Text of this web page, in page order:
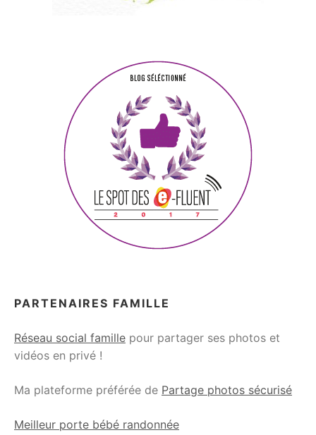
PARTENAIRES FAMILLE
Réseau social famille pour partager ses photos et
vidéos en privé !
Ma plateforme préférée de Partage photos sécurisé
Meilleur porte bébé randonnée